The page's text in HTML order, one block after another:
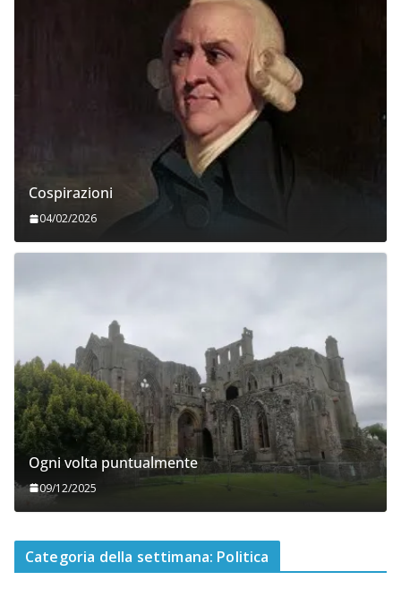
Cospirazioni
04/02/2026
Ogni volta puntualmente
09/12/2025
Categoria della settimana: Politica